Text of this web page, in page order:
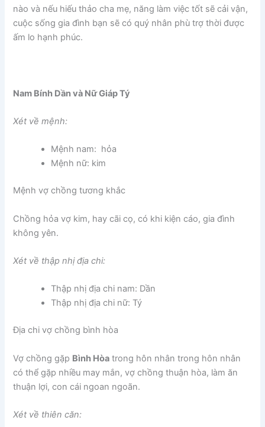
nào và nếu hiếu thảo cha mẹ, năng làm việc tốt sẽ cải vận,
cuộc sống gia đình bạn sẽ có quý nhân phù trợ thời được
ấm lo hạnh phúc.
Nam Bính Dần và Nữ Giáp Tý
Xét về mệnh:
Mệnh nam: hỏa
Mệnh nữ: kim
Mệnh vợ chồng tương khắc
Chồng hỏa vợ kim, hay cãi cọ, có khi kiện cáo, gia đình
không yên.
Xét về thập nhị địa chi:
Thập nhị địa chi nam: Dần
Thập nhị địa chi nữ: Tý
Địa chi vợ chồng bình hòa
Vợ chồng gặp Bình Hòa trong hôn nhân trong hôn nhân
có thể gặp nhiều may mắn, vợ chồng thuận hòa, làm ăn
thuận lợi, con cái ngoan ngoãn.
Xét về thiên căn: